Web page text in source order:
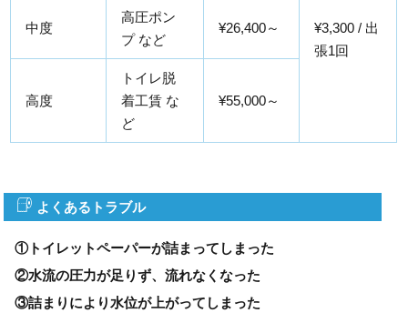
¥3,300 / 出
張1回
中度
高圧ポン
プ など
¥26,400～
高度
トイレ脱
着工賃 な
ど
¥55,000～
よくあるトラブル
①トイレットペーパーが詰まってしまった
②水流の圧力が足りず、流れなくなった
③詰まりにより水位が上がってしまった